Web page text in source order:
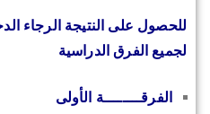
للحصول على النتيجة الرجاء
لجميع الفرق الدراسية
الفرقــــــــة الأولى